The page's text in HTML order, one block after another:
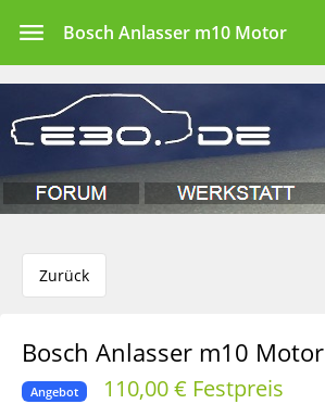
Bosch Anlasser m10 Motor
Zurück
Bosch Anlasser m10 Motor
Angebot 110,00 € Festpreis